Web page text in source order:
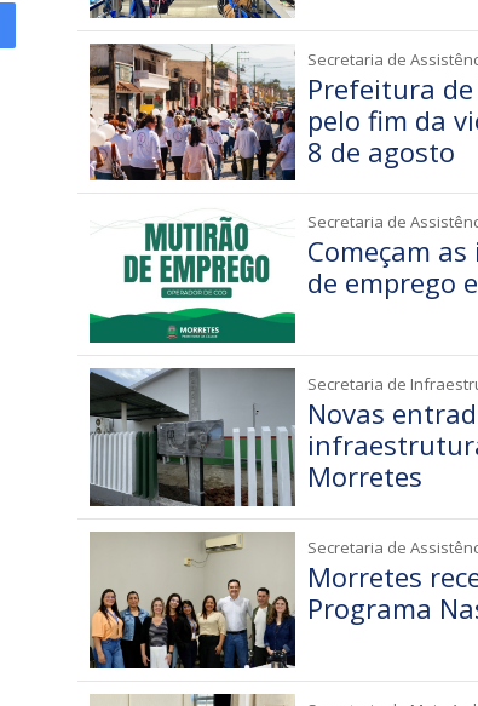
Secretaria de
Prefeitura
pelo fim da
8 de agosto
Secretaria de
Começam
de emprego
Secretaria de
Novas
Morretes
Secretaria de
Morretes
Programa